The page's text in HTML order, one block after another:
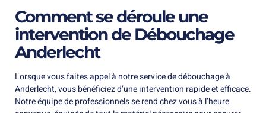
Comment se déroule une
intervention de Débouchage
Anderlecht
Lorsque vous faites appel à notre service de débouchage à
Anderlecht, vous bénéficiez d’une intervention rapide et efficace.
Notre équipe de professionnels se rend chez vous à l’heure